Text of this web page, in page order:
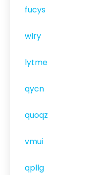
fucys
wlry
lytme
qycn
quoqz
vmui
qpllg